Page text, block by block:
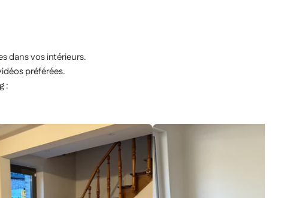
dans vos intérieurs.
préférées.
: